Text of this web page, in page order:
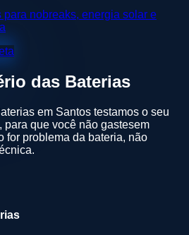
para nobreaks, energia solar e
das Baterias
em Santos testamos o seu
para que você não gastesem
for problema da bateria, não